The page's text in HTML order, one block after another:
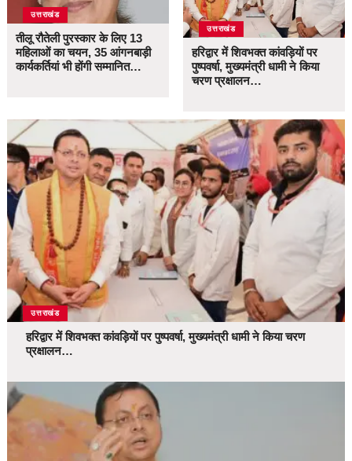
उत्तराखंड
तीलू रौतेली पुरस्कार के लिए 13
महिलाओं का चयन, 35 आंगनबाड़ी
कार्यकर्तियां भी होंगी सम्मानित…
उत्तराखंड
हरिद्वार में शिवभक्त कांवड़ियों पर
पुष्पवर्षा, मुख्यमंत्री धामी ने किया
चरण प्रक्षालन…
उत्तराखंड
हरिद्वार में शिवभक्त कांवड़ियों पर पुष्पवर्षा, मुख्यमंत्री धामी ने किया चरण
प्रक्षालन…